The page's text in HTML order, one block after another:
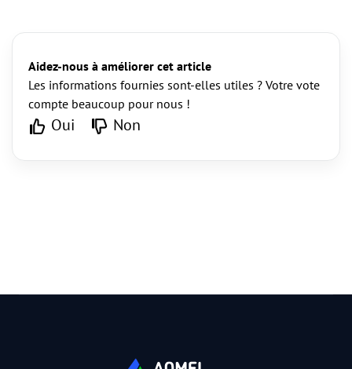
Aidez-nous à améliorer cet article
Les informations fournies sont-elles utiles ? Votre vote
compte beaucoup pour nous !
Oui Non